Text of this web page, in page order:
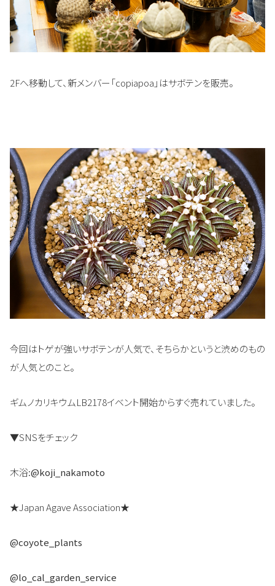
2Fへ移動して、新メンバー「copiapoa」はサボテンを販売。
今回はトゲが強いサボテンが人気で、そちらかというと渋めのもの
が人気とのこと。
ギムノカリキウムLB2178イベント開始からすぐ売れていました。
▼SNSをチェック
木浴:@koji_nakamoto
★Japan Agave Association★
@coyote_plants
@lo_cal_garden_service